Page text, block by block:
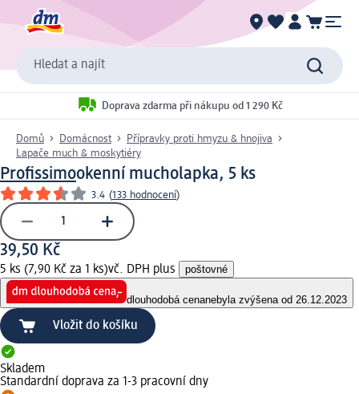
Hledat a najít
Doprava zdarma při nákupu od 1 290 Kč
Domů Domácnost
Přípravky proti hmyzu & hnojiva
Lapače much & moskytiéry
Profissimookenní mucholapka, 5 ks
3.4 (133 hodnocení)
39,50 Kč
5 ks (7,90 Kč za 1 ks)vč. DPH plus poštovné
dlouhodobá cenanebyla zvýšena od 26.12.2023
Vložit do košíku
Skladem
Standardní doprava za 1-3 pracovní dny